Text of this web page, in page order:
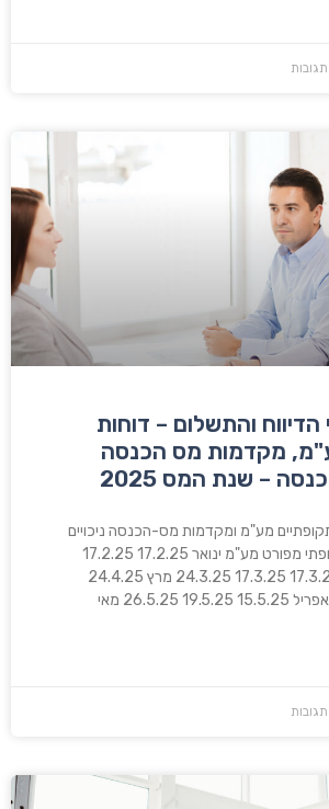
תגובות
והתשלום – דוחות
מקדמות מס הכנסה
– שנת המס 2025
מע"מ ומקדמות מס-הכנסה ניכויים
מס-הכנסה דוח תקופתי מפורט מע"מ ינואר 17.2.25 17.2.25
24.2.25 פברואר 17.3.25 17.3.25 24.3.25 מרץ 24.4.25
תגובות